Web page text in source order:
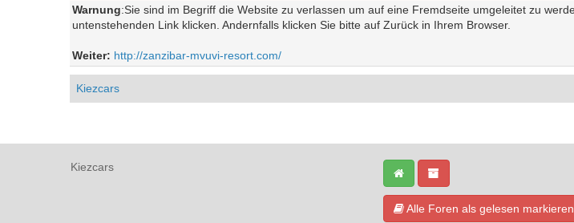
Warnung:Sie sind im Begriff die Website zu verlassen um auf eine Fremdseite umgeleitet zu
untenstehenden Link klicken. Andernfalls klicken Sie bitte auf Zurück in Ihrem Browser.
Weiter: http://zanzibar-mvuvi-resort.com/
Kiezcars
Kiezcars
Alle Foren als gelesen markieren